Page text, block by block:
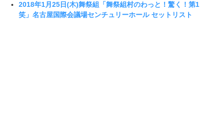
2018年1月25日(木)舞祭組「舞祭組村のわっと！驚く！第1
笑」名古屋国際会議場センチュリーホール セットリスト